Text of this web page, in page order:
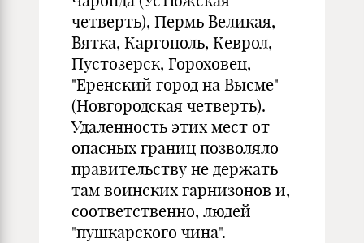
четверть), Пермь Великая,
Вятка, Каргополь, Кеврол,
Пустозерск, Гороховец,
"Еренский город на Высме"
(Новгородская четверть).
Удаленность этих мест от
опасных границ позволяло
правительству не держать
там воинских гарнизонов и,
соответственно, людей
"пушкарского чина".